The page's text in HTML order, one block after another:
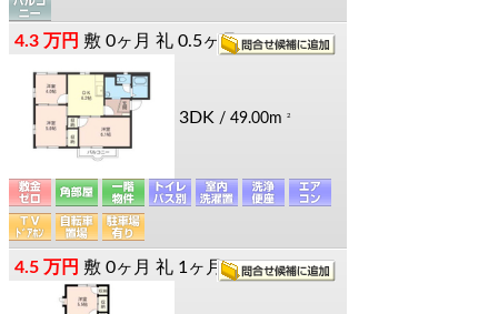
4.3 万円 敷 0ヶ月 礼 0.5ヶ月
3DK / 49.00m 2
4.5 万円 敷 0ヶ月 礼 1ヶ月